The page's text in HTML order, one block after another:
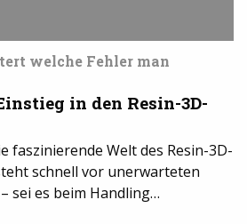
welche Fehler man
in den Resin-3D-
faszinierende Welt des Resin-3D-
schnell vor unerwarteten
sei es beim Handling…